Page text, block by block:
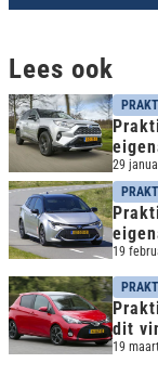
Lees ook
29
19
dit
19